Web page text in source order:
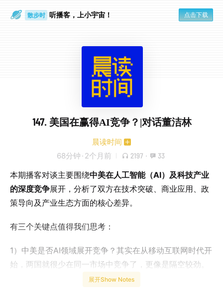
散步时 听播客，上小宇宙！ 点击下载
147. 美国在赢得AI竞争？|对话董洁林
晨读时间
68分钟 · 2个月前 2197 · 33
本期播客对谈主要围绕中美在人工智能（AI）及科技产业
的深度竞争展开，分析了双方在技术突破、商业应用、政
策导向及产业生态方面的核心差异。
有三个关键点值得我们思考：
1）中美是否AI领域展开竞争？其实在从移动互联网时代开
始，两国就很少在同一市场中竞争了，更像是隔空较劲。
展开Show Notes